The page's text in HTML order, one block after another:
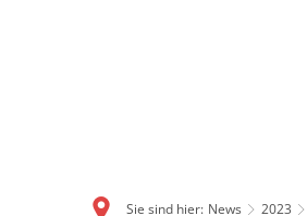
Sie sind hier: News 2023